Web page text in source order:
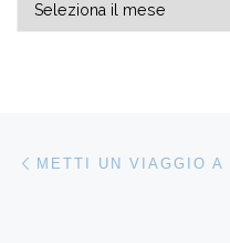
Navigazione
METTI UN VIAGGIO A